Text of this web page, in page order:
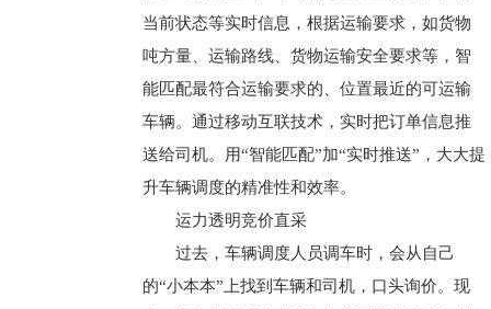
当前状态等实时信息，根据运输要求，如货物
吨方量、运输路线、货物运输安全要求等，智
能匹配最符合运输要求的、位置最近的可运输
车辆。通过移动互联技术，实时把订单信息推
送给司机。用“智能匹配”加“实时推送”，大大提
升车辆调度的精准性和效率。
运力透明竞价直采
过去，车辆调度人员调车时，会从自己
的“小本本”上找到车辆和司机，口头询价。现